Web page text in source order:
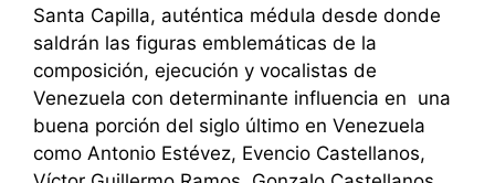
Santa Capilla, auténtica médula desde donde
saldrán las figuras emblemáticas de la
composición, ejecución y vocalistas de
Venezuela con determinante influencia en una
buena porción del siglo último en Venezuela
como Antonio Estévez, Evencio Castellanos,